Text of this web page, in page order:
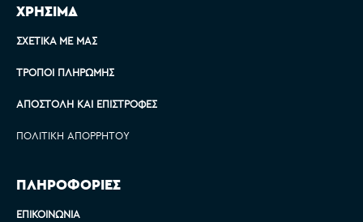
ΧΡΗΣΙΜΑ
ΣΧΕΤΙΚΆ ΜΕ ΜΑΣ
ΤΡΌΠΟΙ ΠΛΗΡΩΜΉΣ
ΑΠΟΣΤΟΛΉ ΚΑΙ ΕΠΙΣΤΡΟΦΈΣ
ΠΟΛΙΤΙΚΉ ΑΠΟΡΡΉΤΟΥ
ΠΛΗΡΟΦΟΡΙΕΣ
ΕΠΙΚΟΙΝΩΝΊΑ